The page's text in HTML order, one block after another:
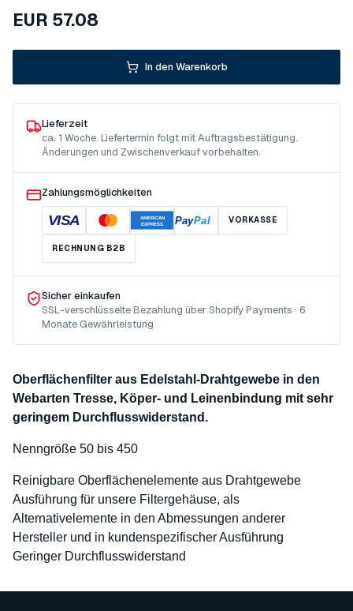
EUR 57.08
In den Warenkorb
Lieferzeit
ca. 1 Woche. Liefertermin folgt mit Auftragsbestätigung.
Änderungen und Zwischenverkauf vorbehalten.
Zahlungsmöglichkeiten
VISA
AMERICAN
EXPRESS
PayPal VORKASSE
RECHNUNG B2B
Sicher einkaufen
SSL-verschlüsselte Bezahlung über Shopify Payments · 6
Monate Gewährleistung
Oberflächenfilter aus Edelstahl-Drahtgewebe in den
Webarten Tresse, Köper- und Leinenbindung mit sehr
geringem Durchflusswiderstand.
Nenngröße 50 bis 450
Reinigbare Oberflächenelemente aus Drahtgewebe
Ausführung für unsere Filtergehäuse, als
Alternativelemente in den Abmessungen anderer
Hersteller und in kundenspezifischer Ausführung
Geringer Durchflusswiderstand